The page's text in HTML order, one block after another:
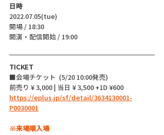
日時
2022.07.05(tue)
開場 / 18:30
開演・配信開始 / 19:00
TICKET
■会場チケット  (5/20 10:00発売)
前売り ¥ 3,000 | 当日 ¥ 3,500 +1D ¥600
https://eplus.jp/sf/detail/3634130001-
P0030001
※来場順入場